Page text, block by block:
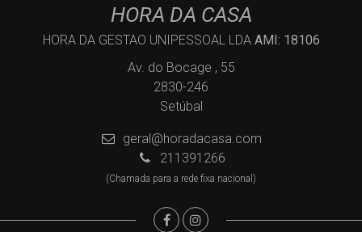
HORA DA CASA
HORA DA GESTAO UNIPESSOAL LDA AMI: 18106
Av. do Bocage , 55
2830-246
Setúbal
geral@horadacasa.com
211391266
(Chamada para a rede fixa nacional)